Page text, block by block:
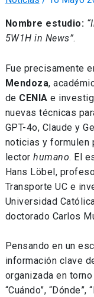
Nombre estudio:
5W1H in News”.
Fue precisamente
Mendoza,
de CENIA e
nuevas técnicas
GPT-4o, Claude y
noticias y formulen
lectorhumano. El
Hans Löbel,
Transporte UC e
Universidad
doctorado Carlos
Pensando en un
información clave
organizada en torno
“Cuándo”,